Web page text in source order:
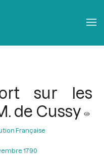
sur les
de Cussy
Française
1790